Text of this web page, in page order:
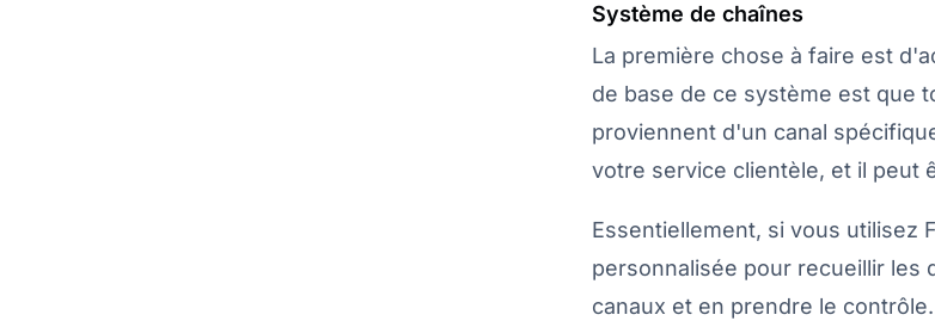
Système de chaînes
La première chose à faire est
de base de ce système est que
proviennent d'un canal
votre service clientèle, et il peut
Essentiellement, si vous utilisez
personnalisée pour recueillir les
canaux et en prendre le